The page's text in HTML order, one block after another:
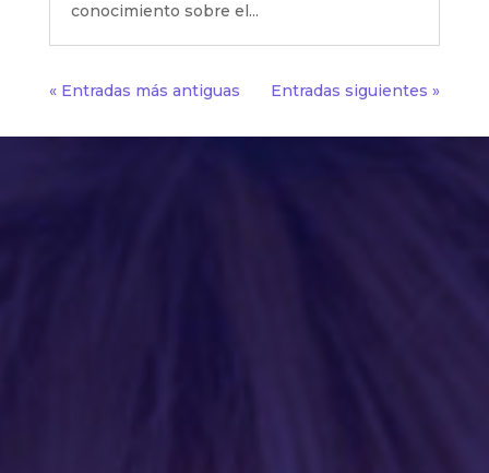
conocimiento sobre el...
« Entradas más antiguas Entradas siguientes »